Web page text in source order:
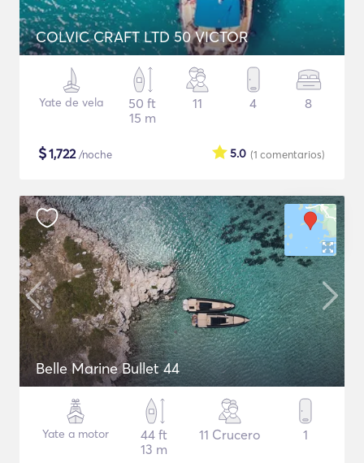
COLVIC CRAFT LTD 50 VICTOR
Yate de vela
50 ft
15 m
11 4 8
$1,722/noche (1 comentarios)
5.0
Belle Marine Bullet 44
Yate a motor
44 ft
13 m
11 Crucero 1